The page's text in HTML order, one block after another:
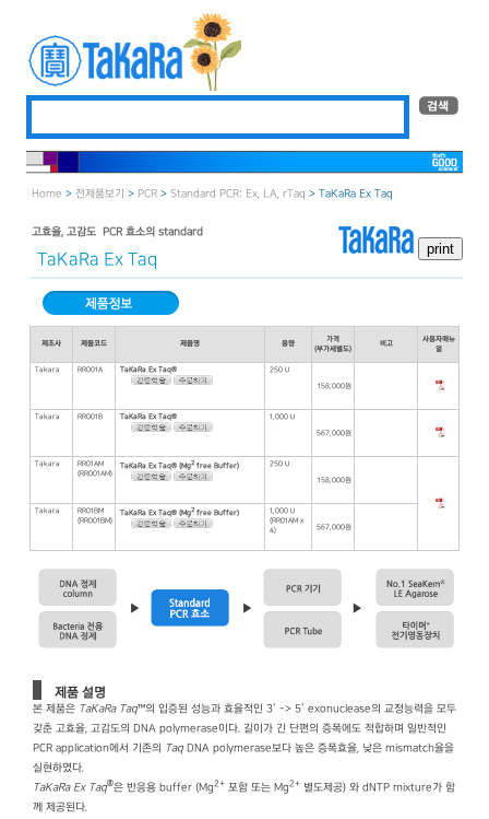
Home > 전제품보기 > PCR > Standard PCR: Ex, LA, rTaq > TaKaRa Ex Taq
고효율, 고감도 – PCR 효소의 standard
TaKaRa Ex Taq
제조사 제품코드 제품명 용량
가격
(부가세별도)
비고
사용자매뉴
얼
Takara RR001A TaKaRa Ex Taq® 250 U
158,000원
Takara RR001B TaKaRa Ex Taq® 1,000 U
567,000원
Takara
RR01AM
(RR001AM)
TaKaRa Ex Taq® (Mg2 free Buffer) 250 U
158,000원
Takara
RR01BM
(RR001BM)
TaKaRa Ex Taq® (Mg2 free Buffer)
1,000 U
(RR01AM x
4)
567,000원
제품 설명
본 제품은 TaKaRa Taq™의 입증된 성능과 효율적인 3’ -> 5’ exonuclease의 교정능력을 모두
갖춘 고효율, 고감도의 DNA polymerase이다. 길이가 긴 단편의 증폭에도 적합하며 일반적인
PCR application에서 기존의
TaqDNA polymerase보다 높은 증폭효율, 낮은 mismatch율을
실현하였다.
TaKaRa Ex Taq®은 반응용 buffer (Mg2+ 포함 또는 Mg2+ 별도제공) 와 dNTP mixture가 함
께 제공된다.